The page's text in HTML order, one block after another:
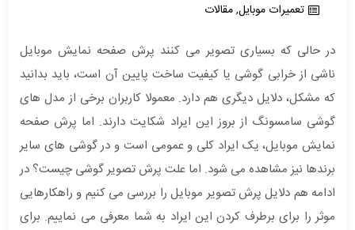
تعمیرات موبایل,مقالات
در حالی که بسیاری تصویر می کنند پرش صفحه نمایش موبایل
ناشی از خرابی گوشی یا کیفیت ساخت پایین آن است، باید بدانید
که مشکل، دلایل دیگری هم دارد. معمولا کاربران برخی از مدل های
گوشی سامسونگ از بروز این ایراد شکایت دارند. اما پرش صفحه
نمایش موبایل، یک ایراد کلی و عمومی است و در گوشی های سایر
برندها نیز مشاهده می شود. اما علت پرش تصویر گوشی چیست؟ در
ادامه هم دلایل پرش تصویر موبایل را بررسی می کنیم و راهکارهایی
موثر را برای برطرف کردن این ایراد به شما معرفی می نماییم. برای